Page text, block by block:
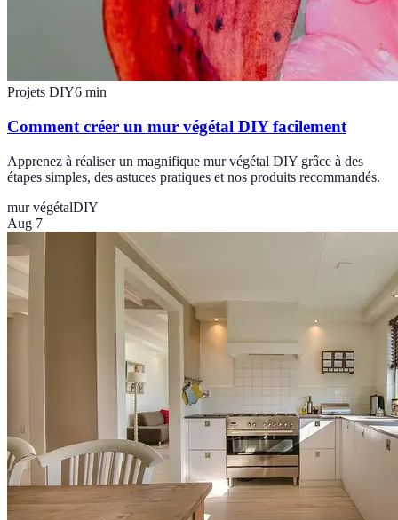
Projets DIY6 min
Comment créer un mur végétal DIY facilement
Apprenez à réaliser un magnifique mur végétal DIY grâce à des
étapes simples, des astuces pratiques et nos produits recommandés.
mur végétalDIY
Aug 7